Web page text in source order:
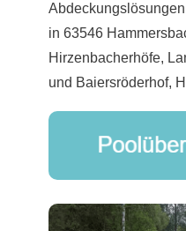
in 63546
Hirzenbacherhöfe,
und Baiersröderhof,